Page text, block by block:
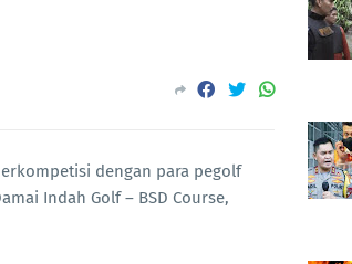
dengan para pegolf
Indah Golf – BSD Course,